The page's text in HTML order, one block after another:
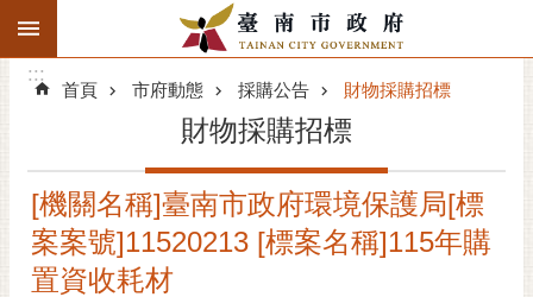
跳到主要內容區塊
搜
階
精彩府城
市府動態
:::
:::
首頁 市府動態 採購公告 財物採購招標
財物採購招標
[機關名稱]臺南市政府環境保護局[標
案案號]11520213 [標案名稱]115年購
置資收耗材